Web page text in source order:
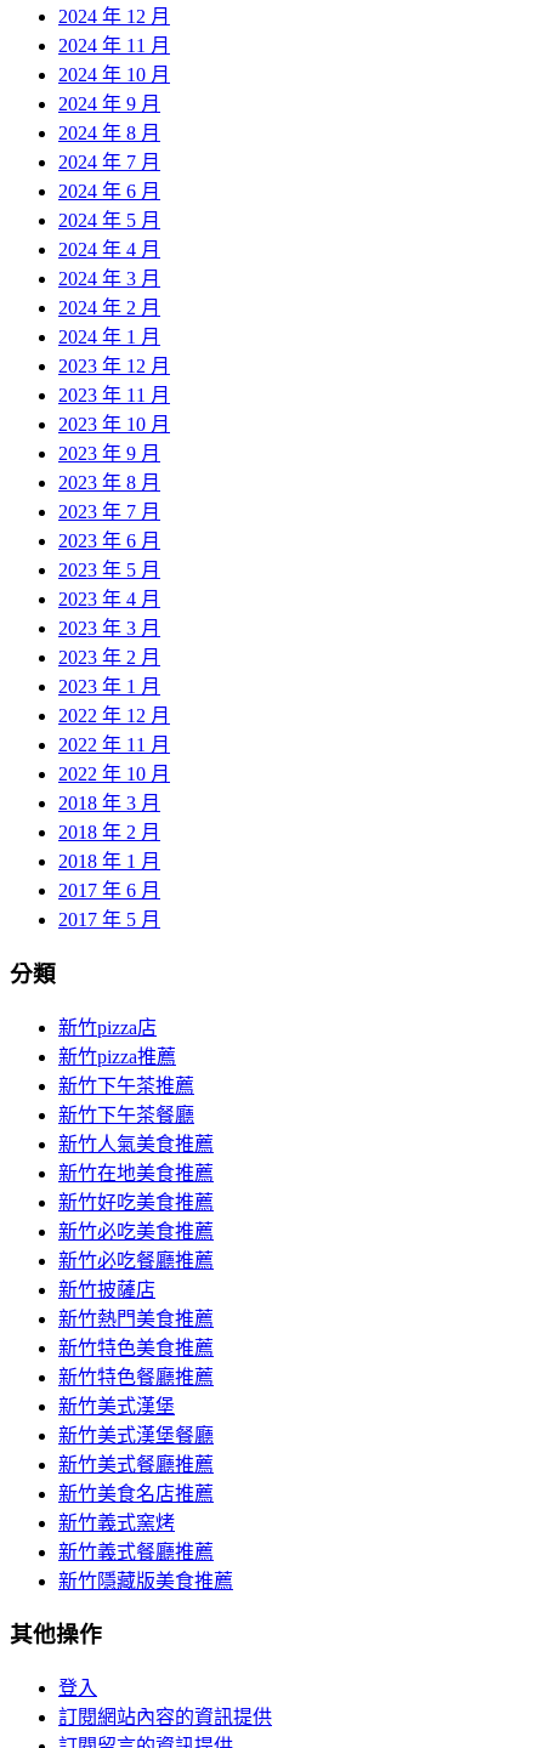
2024 年 12 月
2024 年 11 月
2024 年 10 月
2024 年 9 月
2024 年 8 月
2024 年 7 月
2024 年 6 月
2024 年 5 月
2024 年 4 月
2024 年 3 月
2024 年 2 月
2024 年 1 月
2023 年 12 月
2023 年 11 月
2023 年 10 月
2023 年 9 月
2023 年 8 月
2023 年 7 月
2023 年 6 月
2023 年 5 月
2023 年 4 月
2023 年 3 月
2023 年 2 月
2023 年 1 月
2022 年 12 月
2022 年 11 月
2022 年 10 月
2018 年 3 月
2018 年 2 月
2018 年 1 月
2017 年 6 月
2017 年 5 月
分類
新竹pizza店
新竹pizza推薦
新竹下午茶推薦
新竹下午茶餐廳
新竹人氣美食推薦
新竹在地美食推薦
新竹好吃美食推薦
新竹必吃美食推薦
新竹必吃餐廳推薦
新竹披薩店
新竹熱門美食推薦
新竹特色美食推薦
新竹特色餐廳推薦
新竹美式漢堡
新竹美式漢堡餐廳
新竹美式餐廳推薦
新竹美食名店推薦
新竹義式窯烤
新竹義式餐廳推薦
新竹隱藏版美食推薦
其他操作
登入
訂閱網站內容的資訊提供